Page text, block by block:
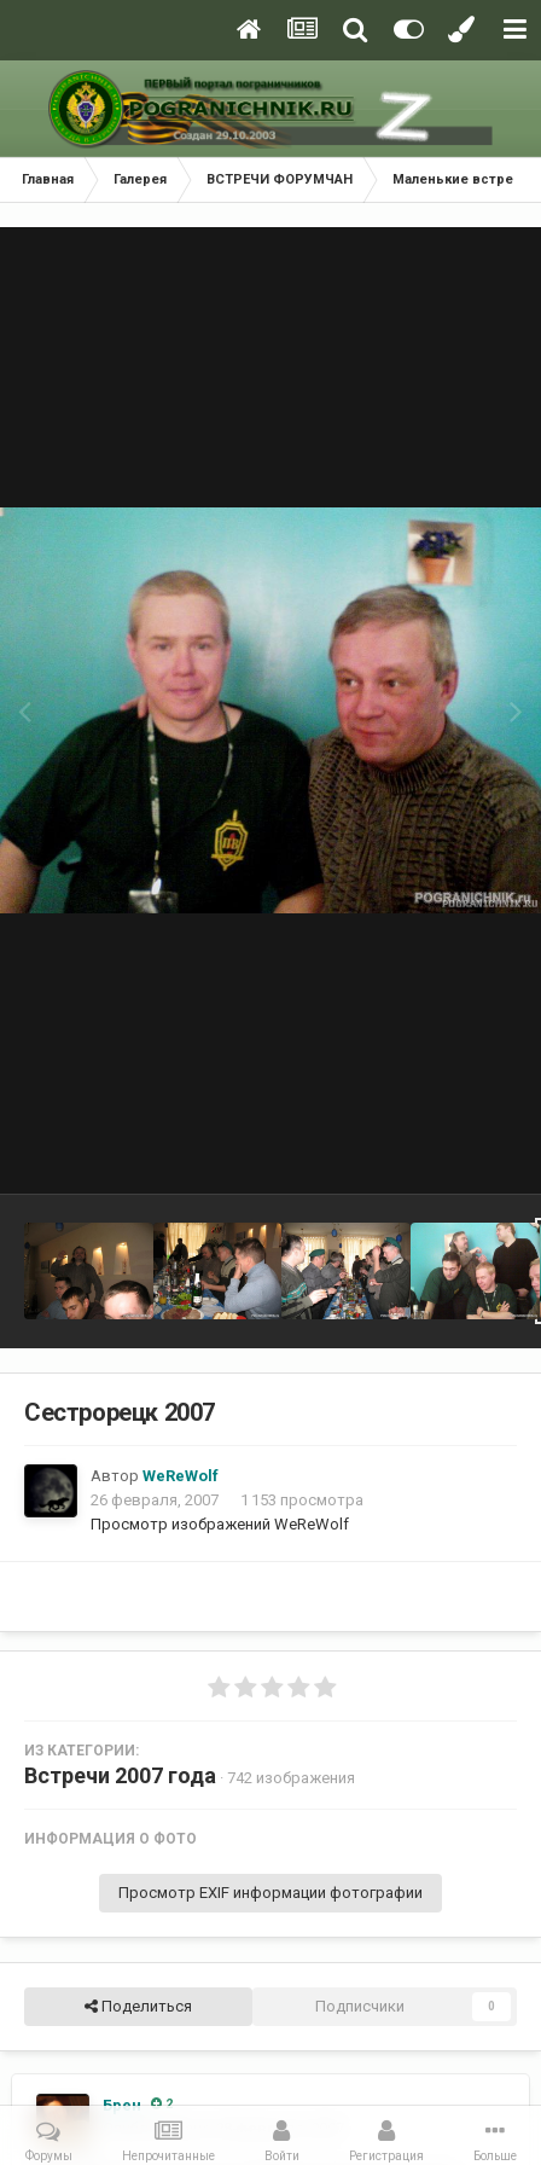
Главная Галерея ВСТРЕЧИ ФОРУМЧАН Маленькие встречи
Сестрорецк 2007
Автор WeReWolf
26 февраля, 2007
1 153 просмотра
Просмотр изображений WeReWolf
ИЗ КАТЕГОРИИ:
Встречи 2007 года · 742 изображения
ИНФОРМАЦИЯ О ФОТО
Просмотр EXIF информации фотографии
Поделиться Подписчики 0
Брен 2
Опубликовано 28 февраля, 2007
Форумы Непрочитанные Войти Регистрация Больше